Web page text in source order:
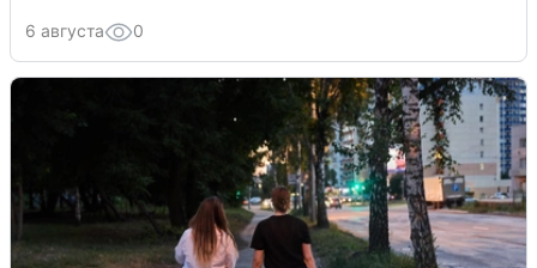
6 августа 0